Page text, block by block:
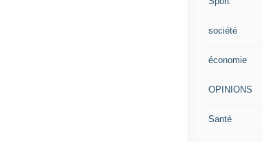
société
économie
OPINIONS
Santé